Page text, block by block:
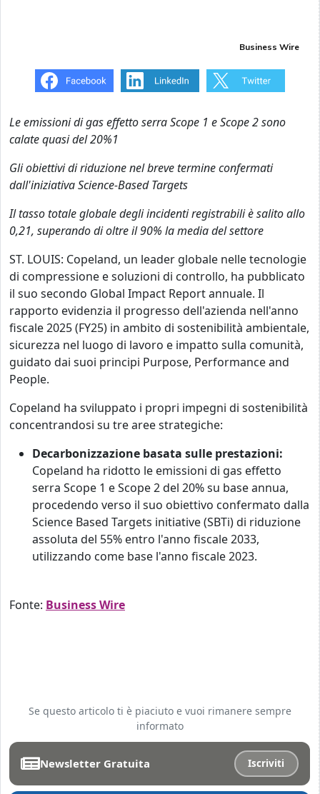
Business Wire
Le emissioni di gas effetto serra Scope 1 e Scope 2 sono
calate quasi del 20%1
Gli obiettivi di riduzione nel breve termine confermati
dall'iniziativa Science-Based Targets
Il tasso totale globale degli incidenti registrabili è salito allo
0,21, superando di oltre il 90% la media del settore
ST. LOUIS: Copeland, un leader globale nelle tecnologie
di compressione e soluzioni di controllo, ha pubblicato
il suo secondo Global Impact Report annuale. Il
rapporto evidenzia il progresso dell'azienda nell'anno
fiscale 2025 (FY25) in ambito di sostenibilità ambientale,
sicurezza nel luogo di lavoro e impatto sulla comunità,
guidato dai suoi principi Purpose, Performance and
People.
Copeland ha sviluppato i propri impegni di sostenibilità
concentrandosi su tre aree strategiche:
Decarbonizzazione basata sulle prestazioni:
Copeland ha ridotto le emissioni di gas effetto
serra Scope 1 e Scope 2 del 20% su base annua,
procedendo verso il suo obiettivo confermato dalla
Science Based Targets initiative (SBTi) di riduzione
assoluta del 55% entro l'anno fiscale 2033,
utilizzando come base l'anno fiscale 2023.
Fonte: Business Wire
Se questo articolo ti è piaciuto e vuoi rimanere sempre
informato
Newsletter Gratuita Iscriviti